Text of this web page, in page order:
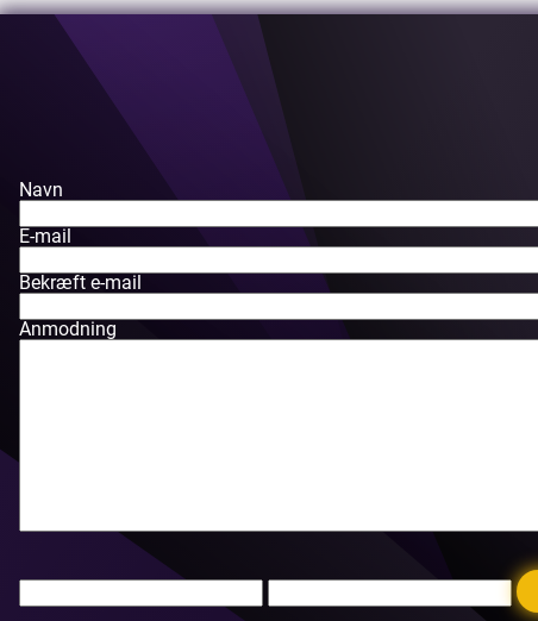
Navn
E-mail
Bekræft e-mail
Anmodning